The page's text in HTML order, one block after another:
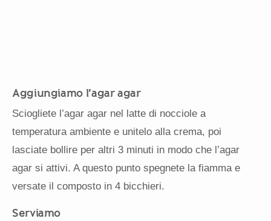
Aggiungiamo l’agar agar
Sciogliete l’agar agar nel latte di nocciole a
temperatura ambiente e unitelo alla crema, poi
lasciate bollire per altri 3 minuti in modo che l’agar
agar si attivi. A questo punto spegnete la fiamma e
versate il composto in 4 bicchieri.
Serviamo